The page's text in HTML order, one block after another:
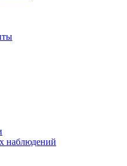
наблюдений